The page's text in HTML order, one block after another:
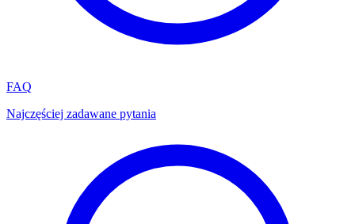
FAQ
Najczęściej zadawane pytania